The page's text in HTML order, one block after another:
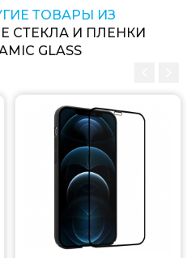
ТОВАРЫ ИЗ
СТЕКЛА И ПЛЕНКИ
GLASS